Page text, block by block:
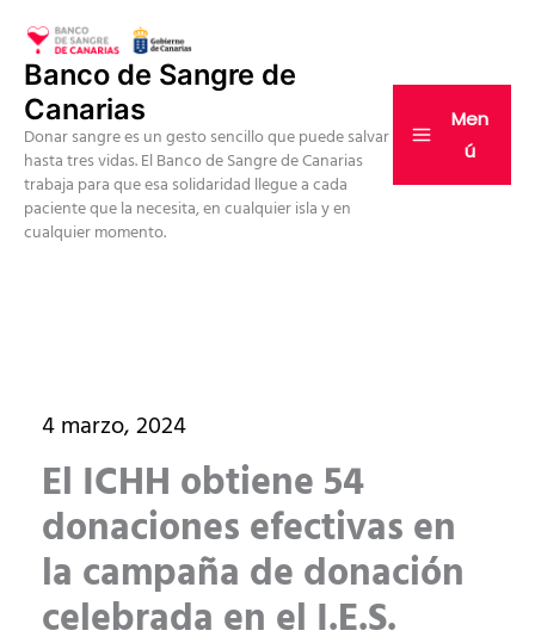
contenido
Banco de Sangre de
Canarias
Donar sangre es un gesto sencillo que puede salvar
hasta tres vidas. El Banco de Sangre de Canarias
trabaja para que esa solidaridad llegue a cada
paciente que la necesita, en cualquier isla y en
cualquier momento.
Men
ú
4 marzo, 2024
El ICHH obtiene 54
donaciones efectivas en
la campaña de donación
celebrada en el I.E.S.